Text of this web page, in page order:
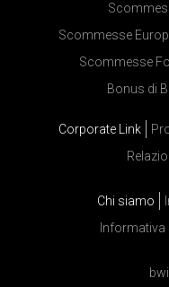
Scommesse
Scommesse
Bonus di
Corporate Link
Chi siamo
Informativa